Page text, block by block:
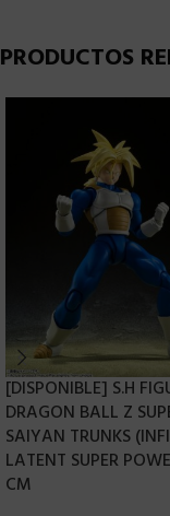
PRODUCTOS
[DISPONIBLE] S.H
DRAGON BALL Z
SAIYAN TRUNKS
LATENT SUPER
CM